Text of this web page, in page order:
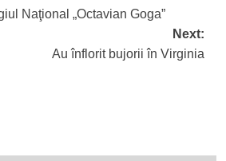
Naţional „Octavian Goga”
Next:
Au înflorit bujorii în Virginia